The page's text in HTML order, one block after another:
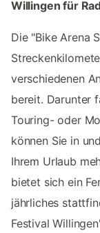
Willingen für
Die "Bike Arena
verschiedenen
bereit. Darunter
Touring- oder
können Sie in
Ihrem Urlaub
bietet sich ein
jährliches
Festival